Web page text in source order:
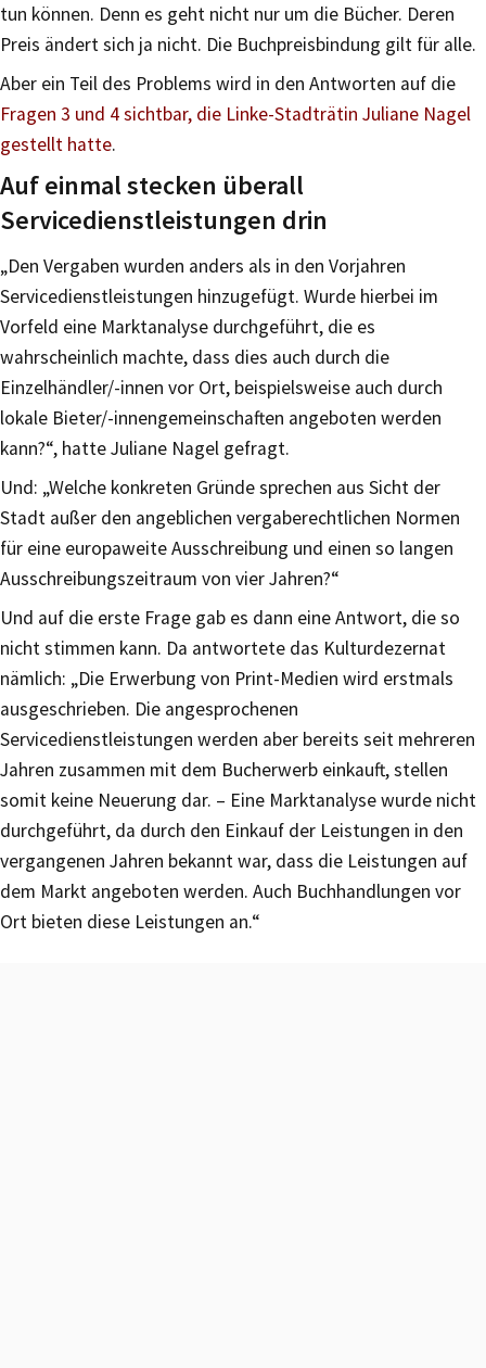
tun können. Denn es geht nicht nur um die Bücher. Deren
Preis ändert sich ja nicht. Die Buchpreisbindung gilt für alle.
Aber ein Teil des Problems wird in den Antworten auf die
Fragen 3 und 4 sichtbar, die Linke-Stadträtin Juliane Nagel
gestellt hatte.
Auf einmal stecken überall
Servicedienstleistungen drin
„Den Vergaben wurden anders als in den Vorjahren
Servicedienstleistungen hinzugefügt. Wurde hierbei im
Vorfeld eine Marktanalyse durchgeführt, die es
wahrscheinlich machte, dass dies auch durch die
Einzelhändler/-innen vor Ort, beispielsweise auch durch
lokale Bieter/-innengemeinschaften angeboten werden
kann?“, hatte Juliane Nagel gefragt.
Und: „Welche konkreten Gründe sprechen aus Sicht der
Stadt außer den angeblichen vergaberechtlichen Normen
für eine europaweite Ausschreibung und einen so langen
Ausschreibungszeitraum von vier Jahren?“
Und auf die erste Frage gab es dann eine Antwort, die so
nicht stimmen kann. Da antwortete das Kulturdezernat
nämlich: „Die Erwerbung von Print-Medien wird erstmals
ausgeschrieben. Die angesprochenen
Servicedienstleistungen werden aber bereits seit mehreren
Jahren zusammen mit dem Bucherwerb einkauft, stellen
somit keine Neuerung dar. – Eine Marktanalyse wurde nicht
durchgeführt, da durch den Einkauf der Leistungen in den
vergangenen Jahren bekannt war, dass die Leistungen auf
dem Markt angeboten werden. Auch Buchhandlungen vor
Ort bieten diese Leistungen an.“